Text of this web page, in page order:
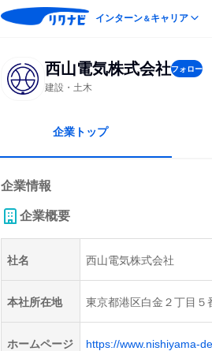
インターン＆キャリア
西山電気株式会社フォロー
建設・土木
企業トップ
企業情報
企業概要
社名 西山電気株式会社
本社所在地 東京都港区白金２丁目５
ホームページ https://www.nishiyama-